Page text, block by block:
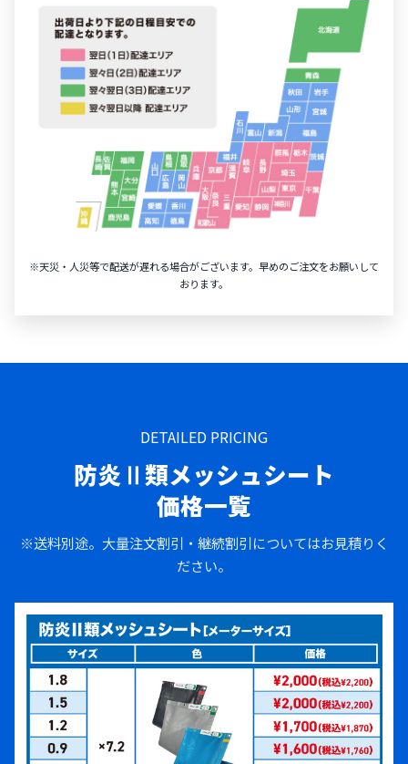
※天災・人災等で配送が遅れる場合がございます。早めのご注文をお願いして
おります。
DETAILED PRICING
防炎Ⅱ類メッシュシート
価格一覧
※送料別途。大量注文割引・継続割引についてはお見積りく
ださい。